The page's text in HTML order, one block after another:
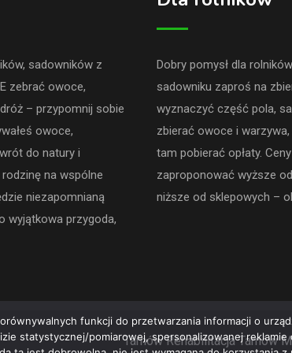
sadowników z
zebrać owoce,
– przypomnij sobie
owoce,
do natury i
na wspólne
niezapomnianą
wyjątkowa przygoda,
Dobry pomysł dla
sadowniku zaproś na
wyznaczyć część pola,
zbierać owoce i
tam pobierać opłaty.
zaproponować wyższe
niższe od sklepowych –
Tarnów Rehabilitacja Tarnów
funkcji do przetwarzania informacji o
statystycznej/pomiarowej, spersonalizowanej